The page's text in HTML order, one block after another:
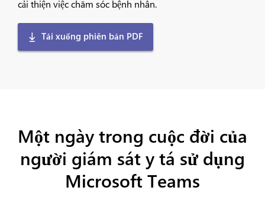
cải thiện việc chăm sóc bệnh nhân.
Tải xuống phiên bản PDF
Một ngày trong cuộc đời của
người giám sát y tá sử dụng
Microsoft Teams